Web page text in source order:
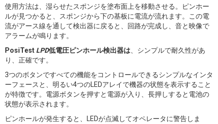
使用方法は、湿らせたスポンジを塗布面上を移動させる。ピンホー
ルが見つかると、スポンジから下の基板に電流が流れます。この電
流がアース線を通して検出器に戻ると、回路が完成し、音と映像で
アラームが鳴ります。
PosiTest LPD低電圧ピンホール検出器は 、シンプルで耐久性があ
り、正確です。
3つのボタンですべての機能をコントロールできるシンプルなインタ
ーフェースと、明るい4つのLEDアレイで機器の状態を表示すること
が特徴です。電源ボタンを押すと電源が入り、長押しすると電池の
状態が表示されます。
ピンホールが発生すると、LEDが点滅してオペレータに警告しま